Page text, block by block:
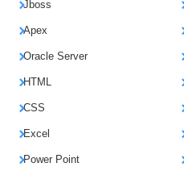
Jboss
Apex
Oracle Server
HTML
CSS
Excel
Power Point